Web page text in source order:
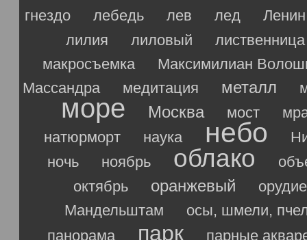
гнездо
лебедь лев лед
Ленин
лилия
лиловый
лиственница
макросъемка
Максимилиан
Массандра
медитация металл
море Москва мост
натюрморт
наука небо
ночь
ноябрь облако
октябрь
оранжевый
орудие
Мандельштам
осы, шмели,
панорама
парк парные